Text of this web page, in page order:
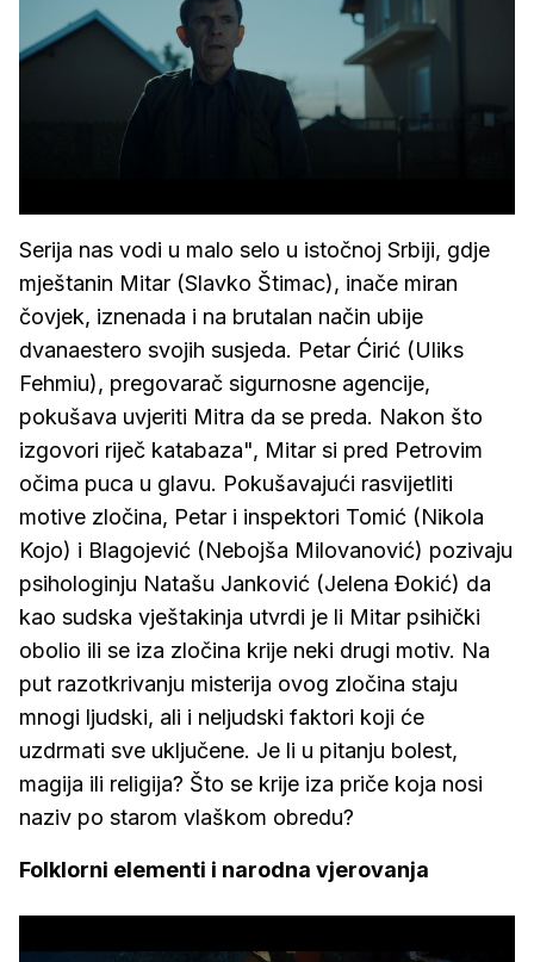
Serija nas vodi u malo selo u istočnoj Srbiji, gdje
mještanin Mitar (Slavko Štimac), inače miran
čovjek, iznenada i na brutalan način ubije
dvanaestero svojih susjeda. Petar Ćirić (Uliks
Fehmiu), pregovarač sigurnosne agencije,
pokušava uvjeriti Mitra da se preda. Nakon što
izgovori riječ katabaza", Mitar si pred Petrovim
očima puca u glavu. Pokušavajući rasvijetliti
motive zločina, Petar i inspektori Tomić (Nikola
Kojo) i Blagojević (Nebojša Milovanović) pozivaju
psihologinju Natašu Janković (Jelena Đokić) da
kao sudska vještakinja utvrdi je li Mitar psihički
obolio ili se iza zločina krije neki drugi motiv. Na
put razotkrivanju misterija ovog zločina staju
mnogi ljudski, ali i neljudski faktori koji će
uzdrmati sve uključene. Je li u pitanju bolest,
magija ili religija? Što se krije iza priče koja nosi
naziv po starom vlaškom obredu?
Folklorni elementi i narodna vjerovanja